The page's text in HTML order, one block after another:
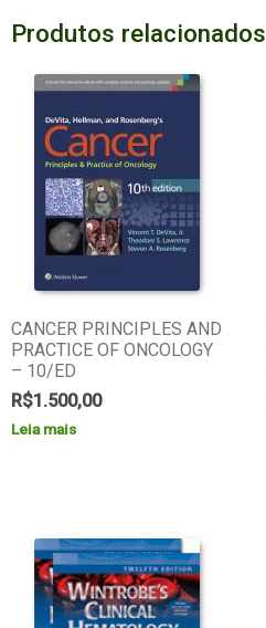
Produtos relacionados
CANCER PRINCIPLES AND
PRACTICE OF ONCOLOGY
– 10/ED
R$1.500,00
Leia mais